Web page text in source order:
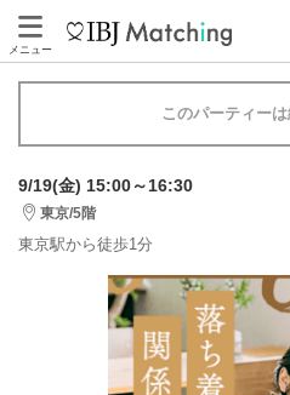
メニュー
このパーティー
9/19(金) 15:00～16:30
東京/5階
東京駅から徒歩1分